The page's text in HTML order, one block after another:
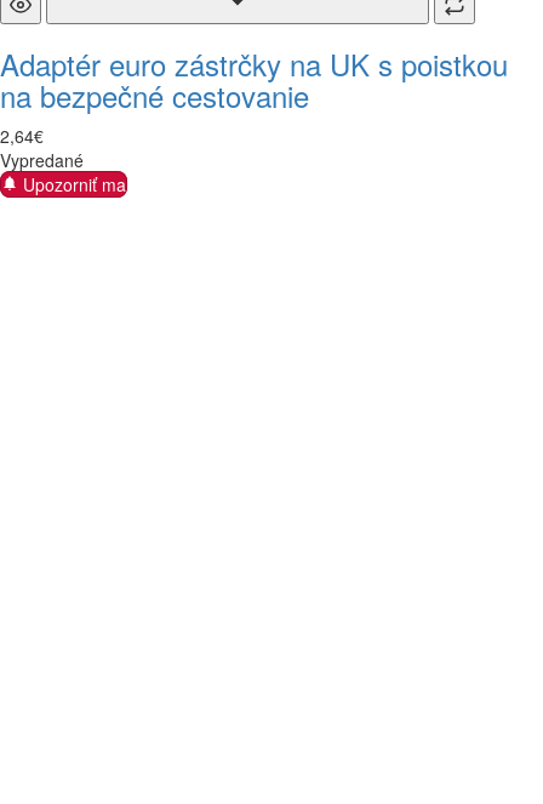
Adaptér euro zástrčky na UK s poistkou
na bezpečné cestovanie
2,64€
Vypredané
Upozorniť ma